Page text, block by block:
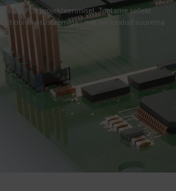
valik PCB projekteerimisel. Toetame sellele
ökosüsteemiga , mis on loodud suurema